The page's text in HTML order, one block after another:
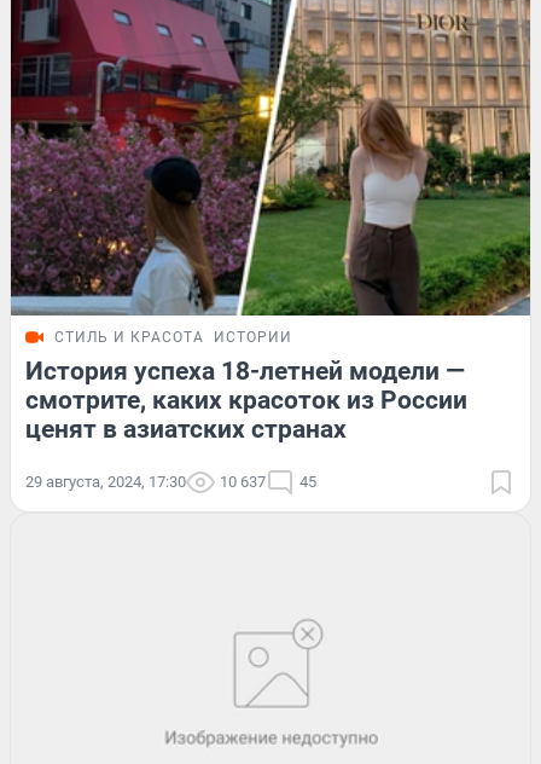
СТИЛЬ И КРАСОТА ИСТОРИИ
История успеха 18-летней модели —
смотрите, каких красоток из России
ценят в азиатских странах
29 августа, 2024, 17:30 10 637 45